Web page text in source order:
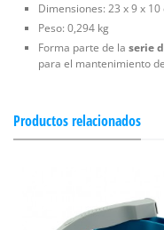
Dimensiones: 23 x 9 x 10
Peso: 0,294 kg
Forma parte de la serie
para el mantenimiento
Productos relacionados